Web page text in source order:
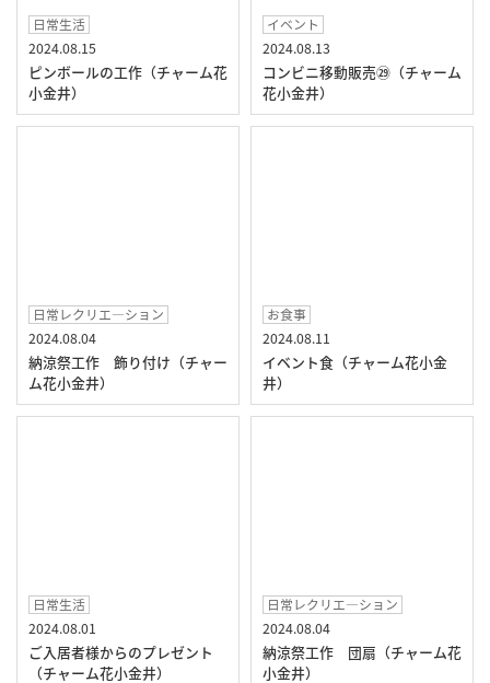
日常生活
2024.08.15
ピンボールの工作（チャーム花
小金井）
イベント
2024.08.13
コンビニ移動販売㉙（チャーム
花小金井）
日常レクリエ―ション
2024.08.04
納涼祭工作 飾り付け（チャー
ム花小金井）
お食事
2024.08.11
イベント食（チャーム花小金
井）
日常生活
2024.08.01
ご入居者様からのプレゼント
（チャーム花小金井）
日常レクリエ―ション
2024.08.04
納涼祭工作 団扇（チャーム花
小金井）